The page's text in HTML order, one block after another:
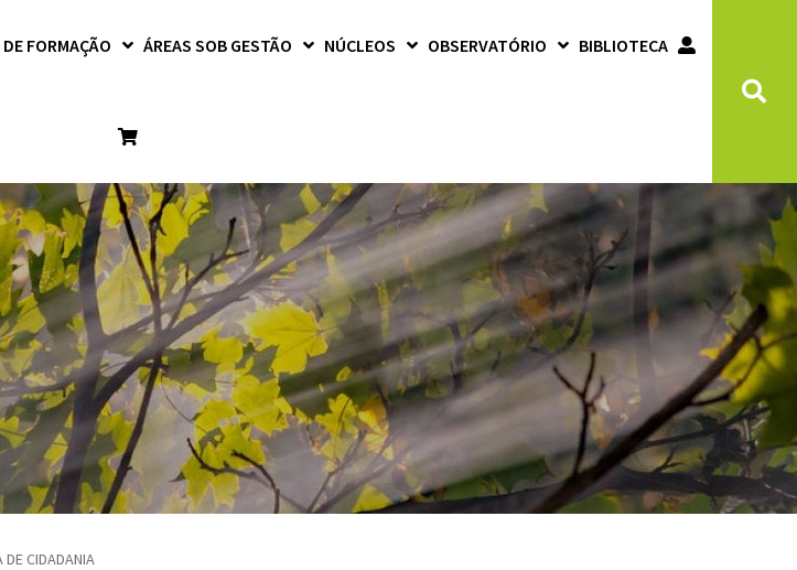
FORMAÇÃO ÁREAS SOB GESTÃO NÚCLEOS OBSERVATÓRIO BIBLIOTECA
CIDADANIA